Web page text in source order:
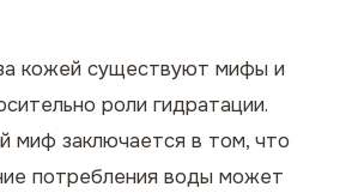
кожей существуют мифы и
роли гидратации.
миф заключается в том, что
потребления воды может